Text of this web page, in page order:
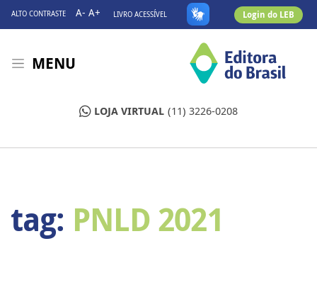
ALTO CONTRASTE A- A+ LIVRO ACESSÍVEL Login do LEB
MENU
LOJA VIRTUAL (11) 3226-0208
tag: PNLD 2021